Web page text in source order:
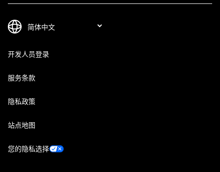
开发人员登录
服务条款
隐私政策
站点地图
您的隐私选择